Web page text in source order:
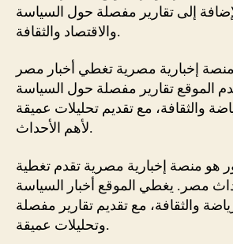
إلى تقارير مفصلة حول السياسة
والاقتصاد والثقافة.
إخبارية مصرية تغطي أخبار مصر
الموقع تقارير مفصلة حول السياسة
والثقافة، مع تقديم تحليلات عميقة
لأهم الأحداث.
هو منصة إخبارية مصرية تقدم تغطية
مصر. يغطي الموقع أخبار السياسة
والثقافة، مع تقديم تقارير مفصلة
وتحليلات عميقة.